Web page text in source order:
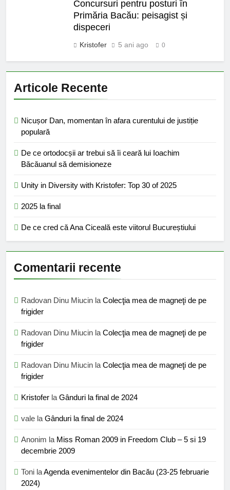
Concursuri pentru posturi în
Primăria Bacău: peisagist și
dispeceri
Kristofer 5 ani ago 0
Articole Recente
Nicușor Dan, momentan în afara curentului de justiție
populară
De ce ortodocșii ar trebui să îi ceară lui Ioachim
Băcăuanul să demisioneze
Unity in Diversity with Kristofer: Top 30 of 2025
2025 la final
De ce cred că Ana Ciceală este viitorul Bucureștiului
Comentarii recente
Radovan Dinu Miucin la Colecţia mea de magneţi de pe
frigider
Radovan Dinu Miucin la Colecţia mea de magneţi de pe
frigider
Radovan Dinu Miucin la Colecţia mea de magneţi de pe
frigider
Kristofer la Gânduri la final de 2024
vale la Gânduri la final de 2024
Anonim la Miss Roman 2009 in Freedom Club – 5 si 19
decembrie 2009
Toni laAgenda evenimentelor din Bacău (23-25 februarie
2024)